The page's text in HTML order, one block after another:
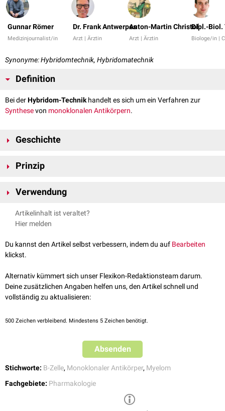
Gunnar Römer
Medizinjournalist/in
Dr. Frank Antwerpes
Arzt | Ärztin
Anton-Martin Christof
Arzt | Ärztin
Dipl.-Biol.
Biologe/in |
Synonyme: Hybridomtechnik, Hybridomatechnik
Definition
Bei derHybridom-Technikhandelt es sich um ein Verfahren zur
Synthesevon monoklonalen Antikörpern.
Geschichte
Beide erhielten als Auszeichnung für diese herausragende
oder Medizin
verliehen.
Prinzip
antikörperproduzierender
monoklonale Antikörper produzieren. Eine wissenschaftlich und
wirtschaftlich effiziente Kultivierung ohne Fusion ist aufgrund der
möglich. Da es sich bei den Myelomzellen wiederum um Krebszellen
handelt, weisen diese ein stark expandierendes
durch Fusionierung entstandenen Hybridome vereinen beide
Eigenschaften, so dass eine effektive Produktion von monoklonalen
Antikörpern möglich ist.
Verwendung
Die durch die Hybridom-Technik hergestellten monoklonalen Antikörper
dienen insbesondere der Synthese von
Artikelinhalt ist veraltet?
Hier melden
Du kannst den Artikel selbst verbessern, indem du auf Bearbeiten
klickst.
Alternativ kümmert sich unser Flexikon-Redaktionsteam darum.
Deine zusätzlichen Angaben helfen uns, den Artikel schnell und
vollständig zu aktualisieren:
500 Zeichen verbleibend. Mindestens 5 Zeichen benötigt.
Absenden
Stichworte: B-Zelle, Monoklonaler Antikörper, Myelom
Fachgebiete: Pharmakologie